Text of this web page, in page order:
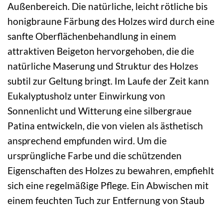
Außenbereich. Die natürliche, leicht rötliche bis
honigbraune Färbung des Holzes wird durch eine
sanfte Oberflächenbehandlung in einem
attraktiven Beigeton hervorgehoben, die die
natürliche Maserung und Struktur des Holzes
subtil zur Geltung bringt. Im Laufe der Zeit kann
Eukalyptusholz unter Einwirkung von
Sonnenlicht und Witterung eine silbergraue
Patina entwickeln, die von vielen als ästhetisch
ansprechend empfunden wird. Um die
ursprüngliche Farbe und die schützenden
Eigenschaften des Holzes zu bewahren, empfiehlt
sich eine regelmäßige Pflege. Ein Abwischen mit
einem feuchten Tuch zur Entfernung von Staub